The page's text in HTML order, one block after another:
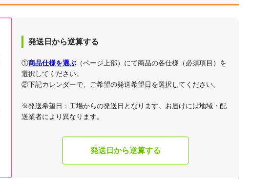
発送日から逆算する
①商品仕様を選ぶ （ページ上部）にて商品の各仕様（必須項目）を
選択してください。
②下記カレンダーで、ご希望の発送希望日を選択してください。
※発送希望日：工場からの発送日となります。お届けには地域・配
送業者により異なります。
発送日から逆算する